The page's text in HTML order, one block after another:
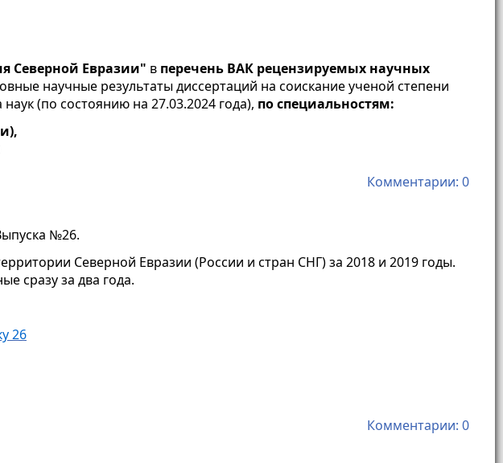
Северной Евразии" в перечень ВАК рецензируемых научных
научные результаты диссертаций на соискание ученой степени
(по состоянию на 27.03.2024 года), по специальностям:
Комментарии: 0
№26.
Северной Евразии (России и стран СНГ) за 2018 и 2019 годы.
сразу за два года.
26
Комментарии: 0